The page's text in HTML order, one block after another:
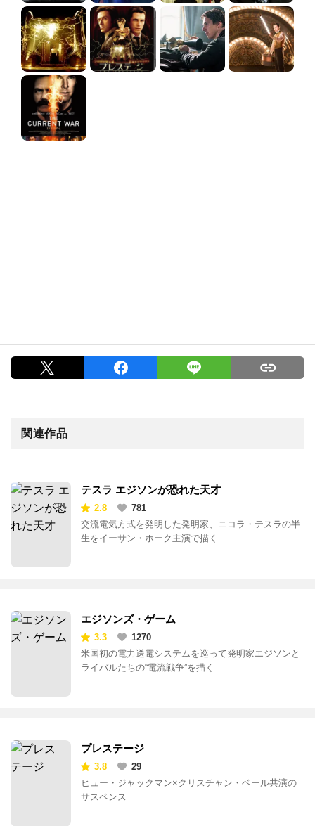
関連作品
テスラ エジソンが恐れた天才
2.8
781
交流電気方式を発明した発明家、ニコラ・テスラの半
生をイーサン・ホーク主演で描く
エジソンズ・ゲーム
3.3
1270
米国初の電力送電システムを巡って発明家エジソンと
ライバルたちの“電流戦争”を描く
プレステージ
3.8
29
ヒュー・ジャックマン×クリスチャン・ベール共演の
サスペンス